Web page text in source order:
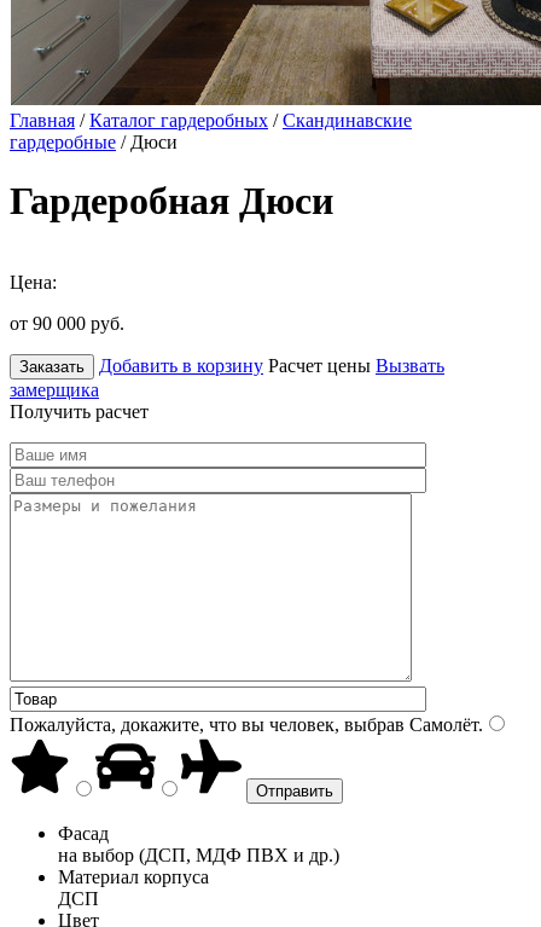
Главная /Каталог гардеробных /Скандинавские
гардеробные / Дюси
Гардеробная Дюси
Цена:
от 90 000 руб.
Заказать Добавить в корзину Расчет цены Вызвать
замерщика
Получить расчет
Пожалуйста, докажите, что вы человек, выбрав Самолёт.
Фасад
на выбор (ДСП, МДФ ПВХ и др.)
Материал корпуса
ДСП
Цвет